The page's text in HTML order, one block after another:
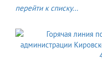
перейти к списку...